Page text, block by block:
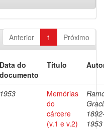
Anterior 1 Próximo
Data do
documento
Título
1953
Memórias
do
cárcere
(v.1 e v.2)
1953